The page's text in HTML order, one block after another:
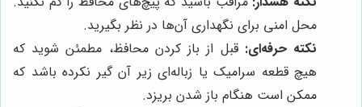
محل امنی برای نگهداری آن‌ها در نظر بگیرید.
نکته حرفه‌ای: قبل از باز کردن محافظ، مطمئن شوید که
هیچ قطعه سرامیک یا زباله‌ای زیر آن گیر نکرده باشد که
ممکن است هنگام باز شدن بریزد.